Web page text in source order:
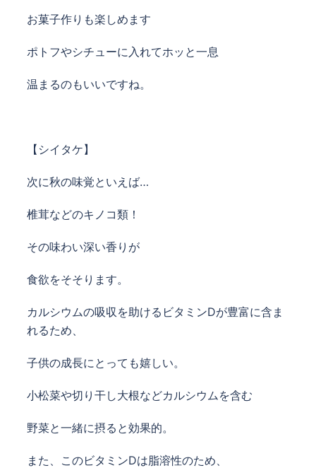
お菓子作りも楽しめます
ポトフやシチューに入れてホッと一息
温まるのもいいですね。
【シイタケ】
次に秋の味覚といえば…
椎茸などのキノコ類！
その味わい深い香りが
食欲をそそります。
カルシウムの吸収を助けるビタミンDが豊富に含ま
れるため、
子供の成長にとっても嬉しい。
小松菜や切り干し大根などカルシウムを含む
野菜と一緒に摂ると効果的。
また、このビタミンDは脂溶性のため、